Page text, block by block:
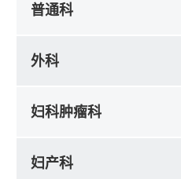
普通科
外科
妇科肿瘤科
妇产科